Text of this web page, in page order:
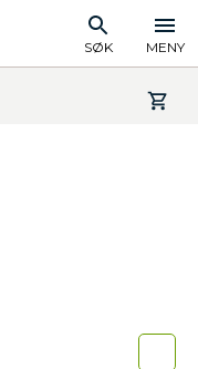
SØK MENY